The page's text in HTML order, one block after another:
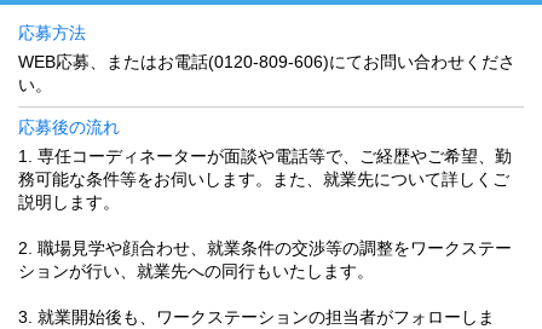
応募方法
WEB応募、またはお電話(0120-809-606)にてお問い合わせくださ
い。
応募後の流れ
1. 専任コーディネーターが面談や電話等で、ご経歴やご希望、勤
務可能な条件等をお伺いします。また、就業先について詳しくご
説明します。
2. 職場見学や顔合わせ、就業条件の交渉等の調整をワークステー
ションが行い、就業先への同行もいたします。
3. 就業開始後も、ワークステーションの担当者がフォローしま